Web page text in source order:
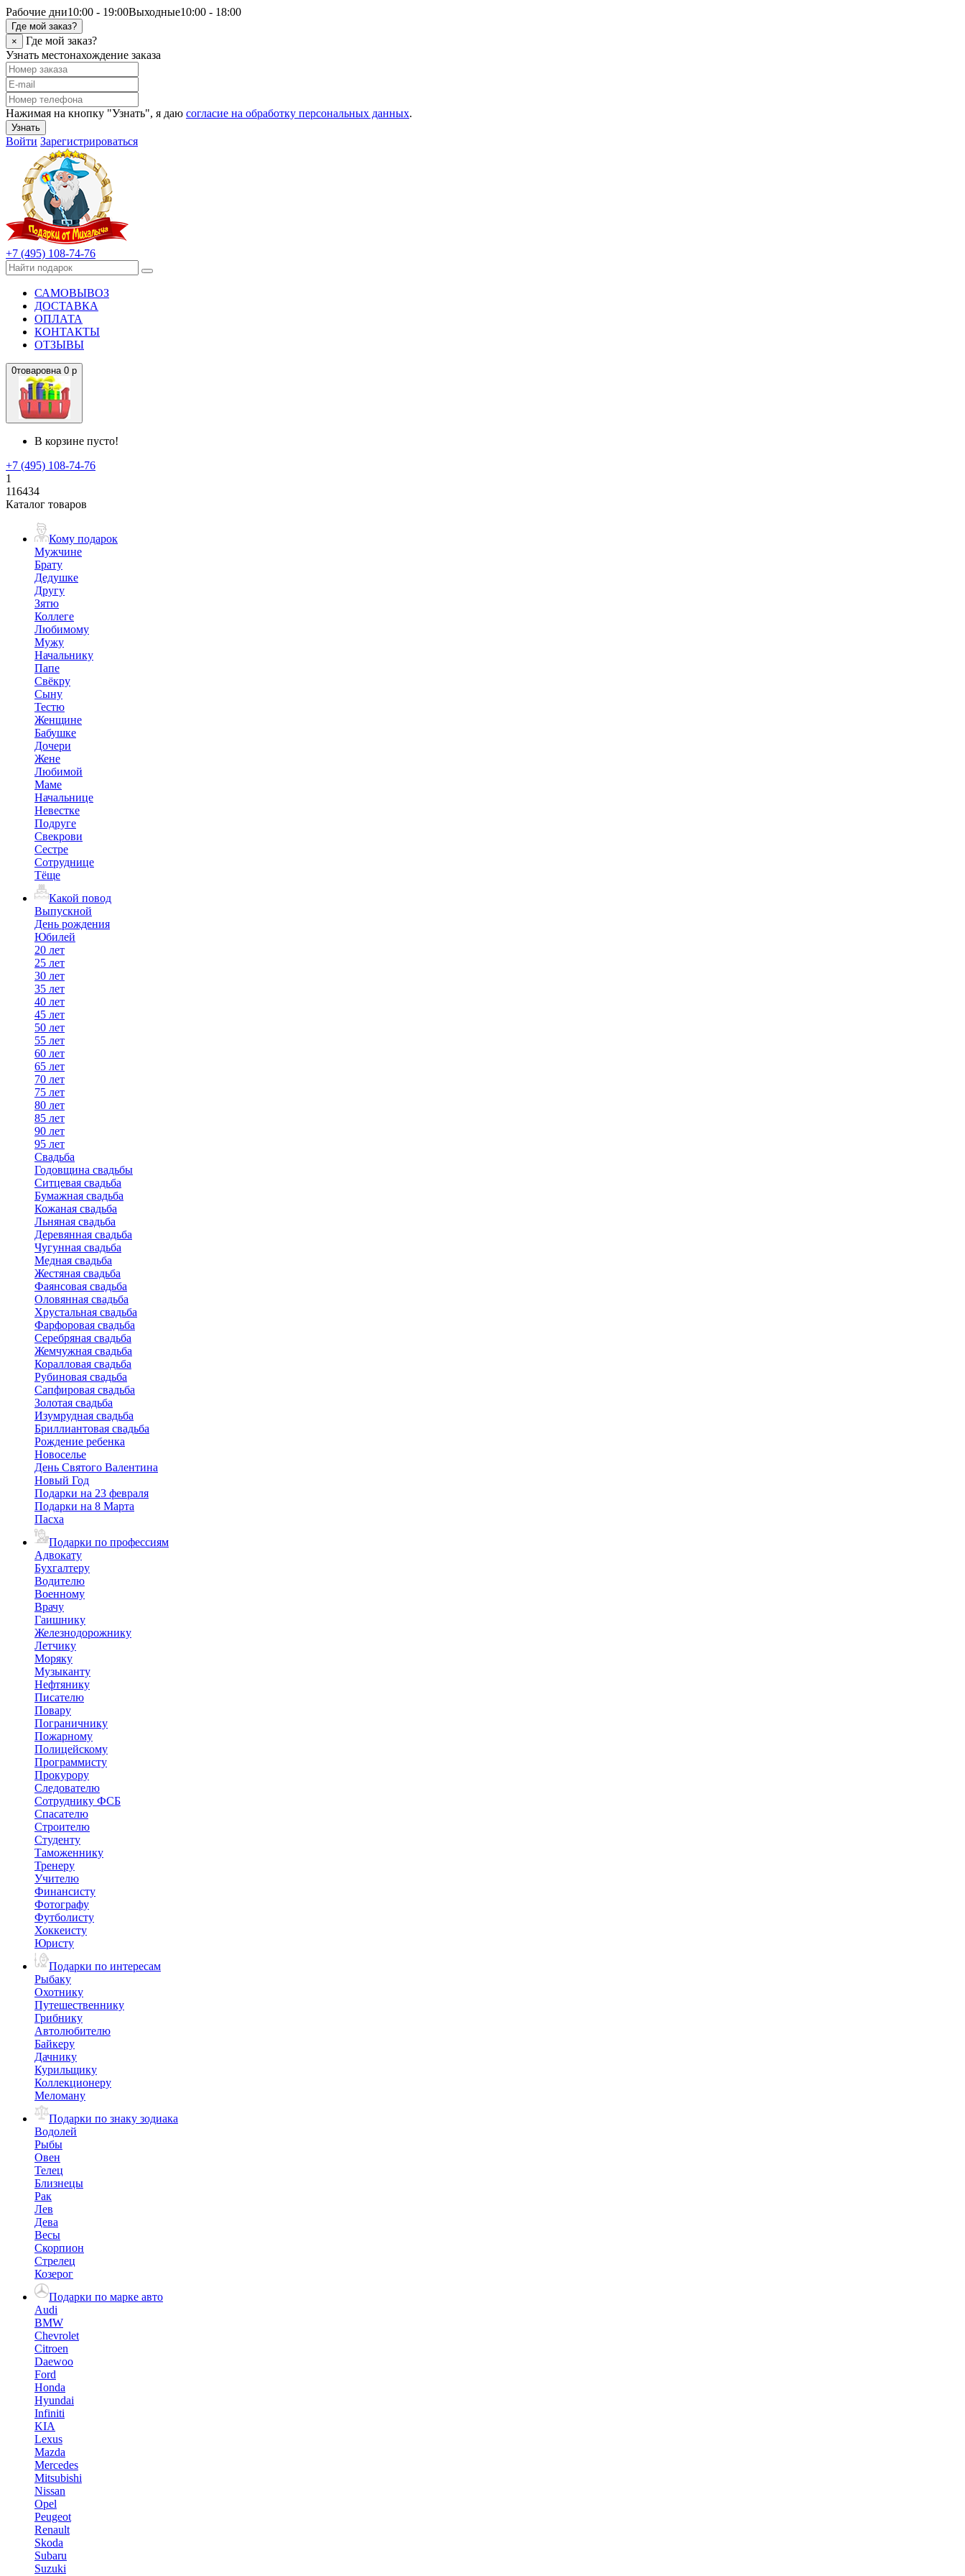
Рабочие дни10:00 - 19:00Выходные10:00 - 18:00
Где мой заказ?
×
Где мой заказ?
Узнать местонахождение заказа
Нажимая на кнопку "Узнать", я даю согласие на обработку персональных данных.
Узнать
Войти Зарегистрироваться
+7 (495) 108-74-76
САМОВЫВОЗ
ДОСТАВКА
ОПЛАТА
КОНТАКТЫ
ОТЗЫВЫ
0товаровна 0 р
В корзине пусто!
+7 (495) 108-74-76
1
116434
Каталог товаров
Кому подарок
Мужчине
Брату
Дедушке
Другу
Зятю
Коллеге
Любимому
Мужу
Начальнику
Папе
Свёкру
Сыну
Тестю
Женщине
Бабушке
Дочери
Жене
Любимой
Маме
Начальнице
Невестке
Подруге
Свекрови
Сестре
Сотруднице
Тёще
Какой повод
Выпускной
День рождения
Юбилей
20 лет
25 лет
30 лет
35 лет
40 лет
45 лет
50 лет
55 лет
60 лет
65 лет
70 лет
75 лет
80 лет
85 лет
90 лет
95 лет
Свадьба
Годовщина свадьбы
Ситцевая свадьба
Бумажная свадьба
Кожаная свадьба
Льняная свадьба
Деревянная свадьба
Чугунная свадьба
Медная свадьба
Жестяная свадьба
Фаянсовая свадьба
Оловянная свадьба
Хрустальная свадьба
Фарфоровая свадьба
Серебряная свадьба
Жемчужная свадьба
Коралловая свадьба
Рубиновая свадьба
Сапфировая свадьба
Золотая свадьба
Изумрудная свадьба
Бриллиантовая свадьба
Рождение ребенка
Новоселье
День Святого Валентина
Новый Год
Подарки на 23 февраля
Подарки на 8 Марта
Пасха
Подарки по профессиям
Адвокату
Бухгалтеру
Водителю
Военному
Врачу
Гаишнику
Железнодорожнику
Летчику
Моряку
Музыканту
Нефтянику
Писателю
Повару
Пограничнику
Пожарному
Полицейскому
Программисту
Прокурору
Следователю
Сотруднику ФСБ
Спасателю
Строителю
Студенту
Таможеннику
Тренеру
Учителю
Финансисту
Фотографу
Футболисту
Хоккеисту
Юристу
Подарки по интересам
Рыбаку
Охотнику
Путешественнику
Грибнику
Автолюбителю
Байкеру
Дачнику
Курильщику
Коллекционеру
Меломану
Подарки по знаку зодиака
Водолей
Рыбы
Овен
Телец
Близнецы
Рак
Лев
Дева
Весы
Скорпион
Стрелец
Козерог
Подарки по марке авто
Audi
BMW
Chevrolet
Citroen
Daewoo
Ford
Honda
Hyundai
Infiniti
KIA
Lexus
Mazda
Mercedes
Mitsubishi
Nissan
Opel
Peugeot
Renault
Skoda
Subaru
Suzuki